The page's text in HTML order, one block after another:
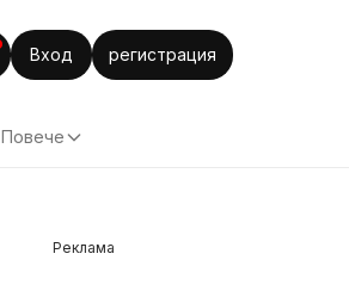
Вход регистрация
Повече
Реклама